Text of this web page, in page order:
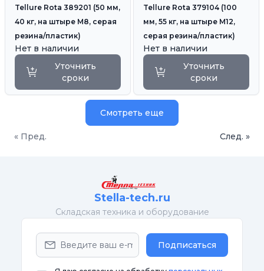
Tellure Rota 389201 (50 мм,
40 кг, на штыре M8, серая
резина/пластик)
Нет в наличии
Уточнить
сроки
Tellure Rota 379104 (100
мм, 55 кг, на штыре M12,
серая резина/пластик)
Нет в наличии
Уточнить
сроки
Смотреть еще
« Пред. След. »
Stella-tech.ru
Cкладская техника и оборудование
Подписаться